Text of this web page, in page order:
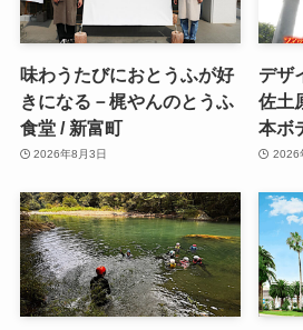
味わうたびにおとうふが好
きになる－梶やんのとうふ
食堂 / 新富町
2026年8月3日
デザ
佐土
本ボ
2026